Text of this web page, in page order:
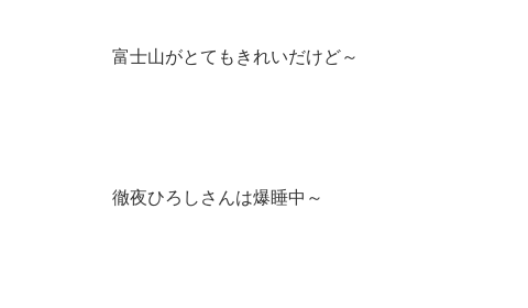
富士山がとてもきれいだけど～
徹夜ひろしさんは爆睡中～